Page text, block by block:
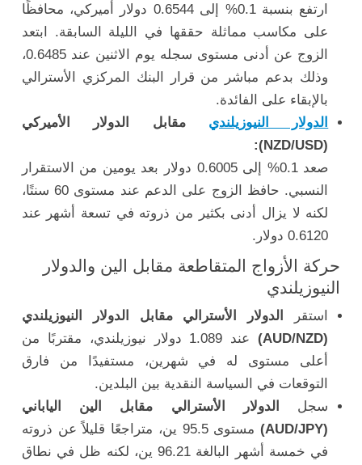
ارتفع بنسبة 0.1% إلى 0.6544 دولار أميركي، محافظًا
على مكاسب مماثلة حققها في الليلة السابقة. ابتعد
الزوج عن أدنى مستوى سجله يوم الاثنين عند 0.6485،
وذلك بدعم مباشر من قرار البنك المركزي الأسترالي
بالإبقاء على الفائدة.
الدولار النيوزيلندي مقابل الدولار الأميركي
(NZD/USD):
صعد 0.1% إلى 0.6005 دولار بعد يومين من الاستقرار
النسبي. حافظ الزوج على الدعم عند مستوى 60 سنتًا،
لكنه لا يزال أدنى بكثير من ذروته في تسعة أشهر عند
0.6120 دولار.
حركة الأزواج المتقاطعة مقابل الين والدولار
النيوزيلندي
استقر
الدولار الأسترالي مقابل الدولار النيوزيلندي
(AUD/NZD)
عند 1.089 دولار نيوزيلندي، مقتربًا من
أعلى مستوى له في شهرين، مستفيدًا من فارق
التوقعات في السياسة النقدية بين البلدين.
سجل
الدولار الأسترالي مقابل الين الياباني
(AUD/JPY)
مستوى 95.5 ين، متراجعًا قليلاً عن ذروته
في خمسة أشهر البالغة 96.21 ين، لكنه ظل في نطاق